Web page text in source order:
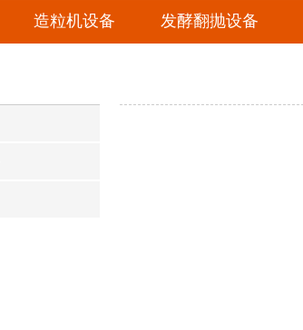
造粒机设备 发酵翻抛设备